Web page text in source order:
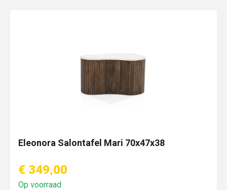
Eleonora Salontafel Mari 70x47x38
€ 349,00
Op voorraad